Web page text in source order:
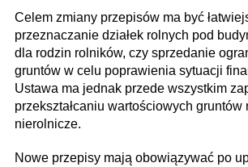
Celem zmiany przepisów ma być
przeznaczanie działek rolnych pod
dla rodzin rolników, czy sprzedanie
gruntów w celu poprawienia sytuacji
Ustawa ma jednak przede wszystkim
przekształcaniu wartościowych gruntów
nierolnicze.
Nowe przepisy mają obowiązywać po